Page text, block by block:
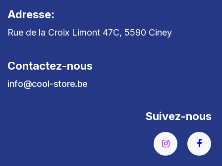
Adresse:
Rue de la Croix Limont 47C, 5590 Ciney
Contactez-nous
info@cool-store.be
Suivez-nous